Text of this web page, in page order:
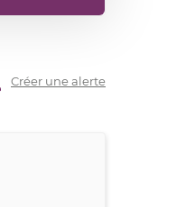
Créer une alerte